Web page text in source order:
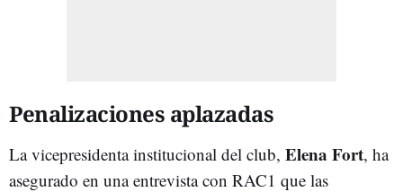
Penalizaciones aplazadas
La vicepresidenta institucional del club, Elena Fort, ha
asegurado en una entrevista con RAC1 que las